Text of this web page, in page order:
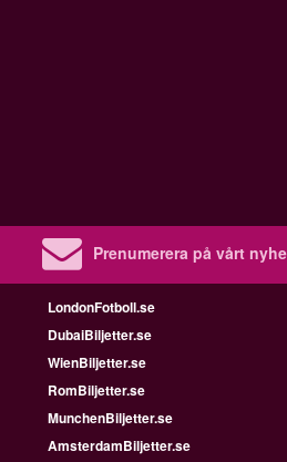
Prenumerera på vårt
LondonFotboll.se
DubaiBiljetter.se
WienBiljetter.se
RomBiljetter.se
MunchenBiljetter.se
AmsterdamBiljetter.se